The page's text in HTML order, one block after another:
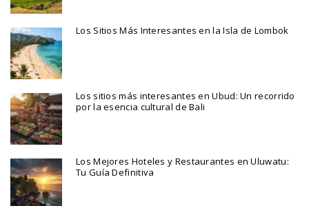
Los Sitios Más Interesantes en la Isla de Lombok
Los sitios más interesantes en Ubud: Un recorrido
por la esencia cultural de Bali
Los Mejores Hoteles y Restaurantes en Uluwatu:
Tu Guía Definitiva